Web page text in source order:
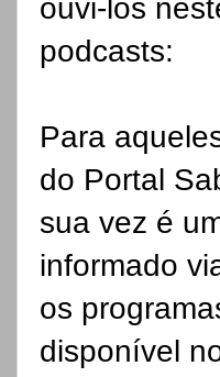
ouvi-los
podcasts:
Para
do Portal
sua vez é
informado
os
disponível